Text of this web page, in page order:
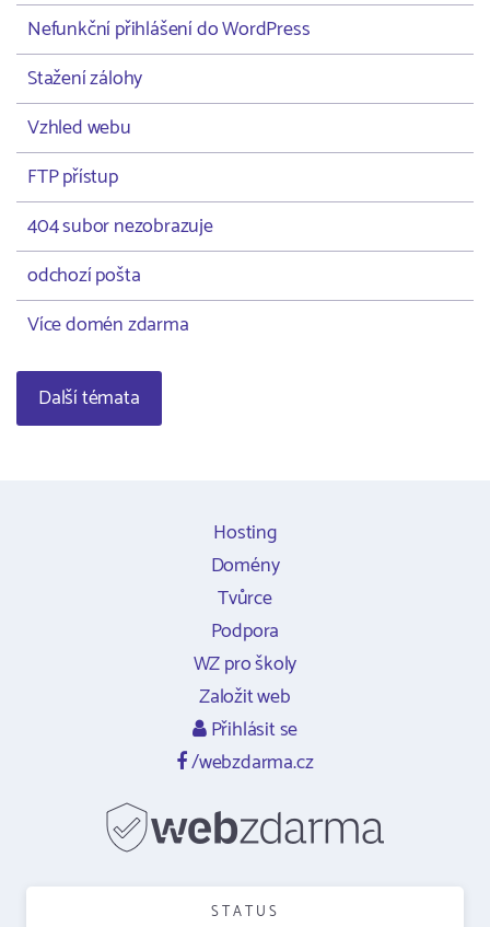
Nefunkční přihlášení do WordPress
Stažení zálohy
Vzhled webu
FTP přístup
404 subor nezobrazuje
odchozí pošta
Více domén zdarma
Další témata
Hosting
Domény
Tvůrce
Podpora
WZ pro školy
Založit web
Přihlásit se
/webzdarma.cz
STATUS